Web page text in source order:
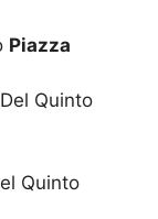
Piazza
Quinto
Quinto